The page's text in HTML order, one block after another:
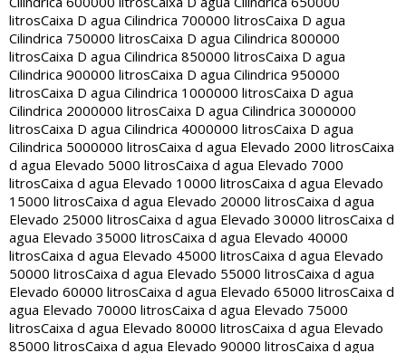
litrosCaixa D agua Cilindrica 700000 litrosCaixa D agua
Cilindrica 750000 litrosCaixa D agua Cilindrica 800000
litrosCaixa D agua Cilindrica 850000 litrosCaixa D agua
Cilindrica 900000 litrosCaixa D agua Cilindrica 950000
litrosCaixa D agua Cilindrica 1000000 litrosCaixa D agua
Cilindrica 2000000 litrosCaixa D agua Cilindrica 3000000
litrosCaixa D agua Cilindrica 4000000 litrosCaixa D agua
Cilindrica 5000000 litrosCaixa d agua Elevado 2000 litrosCaixa
d agua Elevado 5000 litrosCaixa d agua Elevado 7000
litrosCaixa d agua Elevado 10000 litrosCaixa d agua Elevado
15000 litrosCaixa d agua Elevado 20000 litrosCaixa d agua
Elevado 25000 litrosCaixa d agua Elevado 30000 litrosCaixa d
agua Elevado 35000 litrosCaixa d agua Elevado 40000
litrosCaixa d agua Elevado 45000 litrosCaixa d agua Elevado
50000 litrosCaixa d agua Elevado 55000 litrosCaixa d agua
Elevado 60000 litrosCaixa d agua Elevado 65000 litrosCaixa d
agua Elevado 70000 litrosCaixa d agua Elevado 75000
litrosCaixa d agua Elevado 80000 litrosCaixa d agua Elevado
85000 litrosCaixa d agua Elevado 90000 litrosCaixa d agua